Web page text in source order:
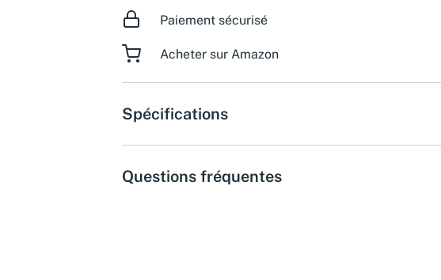
Paiement sécurisé
Acheter sur Amazon
Spécifications
Questions fréquentes